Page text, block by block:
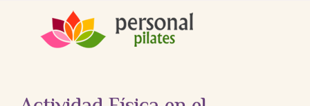
contenido